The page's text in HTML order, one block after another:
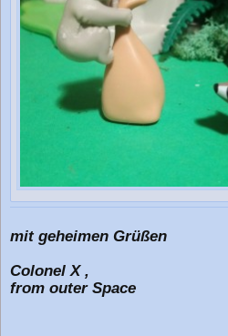
mit geheimen Grüßen
Colonel X ,
from outer Space